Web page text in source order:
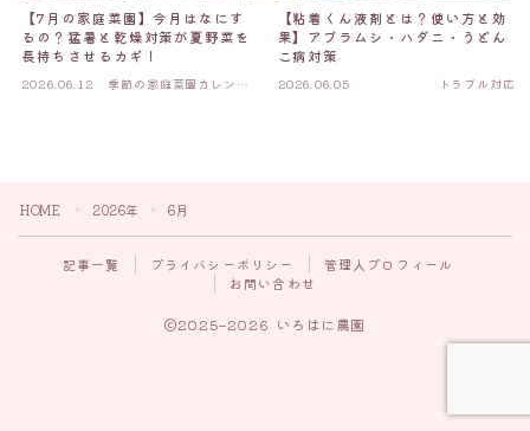
Follow Me
【7月の家庭菜園】今月はなにす
るの？猛暑と乾燥対策が夏野菜を
長持ちさせるカギ！
2026.06.12
季節の家庭菜園カレンダ
【粘着くん液剤とは？使い方と効
果】アブラムシ・ハダニ・うどん
こ病対策
2026.06.05 トラブル対応
HOME ＞ 2026年 ＞ 6月
記事一覧 プライバシーポリシー
管理人プロフィール
お問い合わせ
2025–2026 いろはに農園